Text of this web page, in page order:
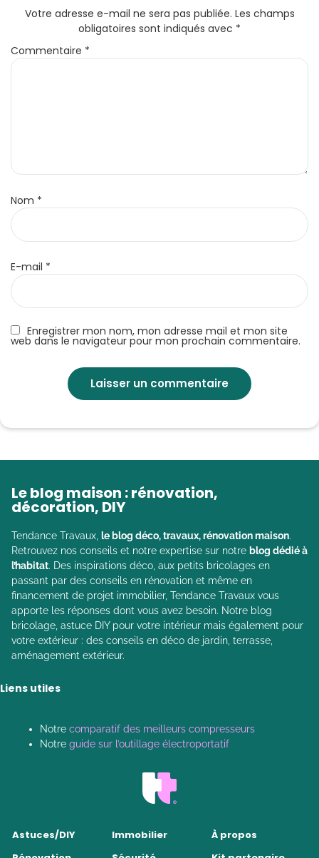
Enregistrer mon nom, mon adresse mail et mon site
web dans le navigateur pour mon prochain commentaire.
Votre adresse e-mail ne sera pas publiée. Les champs
obligatoires sont indiqués avec *
Commentaire *
Nom *
E-mail *
Le blog maison : rénovation,
décoration, DIY
Tendance Travaux, le blog déco, travaux, rénovation maison.
Retrouvez nos conseils et notre expertise sur notre blog dédié à
l’habitat. Des inspirations déco, aux petits bricolages en
passant par des conseils en rénovation et même en
financement de projet immobilier, Tendance Travaux vous
apporte les réponses dont vous avez besoin. Notre blog
bricolage, astuce DIY pour votre intérieur mais également pour
votre extérieur : des conseils en déco de jardin, terrasse,
aménagement extérieur.
Liens utiles
Notre comparatif des meilleurs compresseurs
Notre guide sur l’outillage électroportatif
Astuces/DIY
Immobilier
À propos